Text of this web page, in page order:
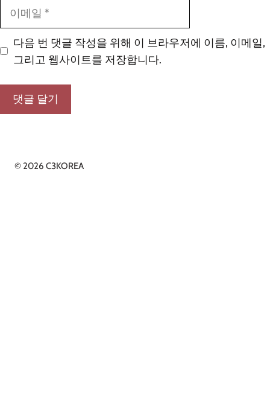
다음 번 댓글 작성을 위해 이 브라우저에 이름, 이메일,
그리고 웹사이트를 저장합니다.
© 2026 C3KOREA